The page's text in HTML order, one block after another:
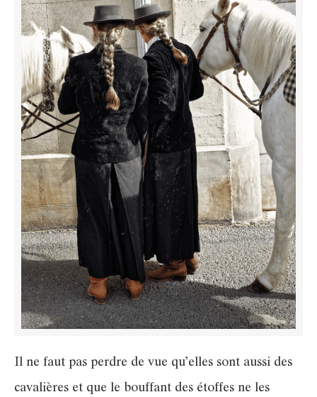
Il ne faut pas perdre de vue qu’elles sont aussi des
cavalières et que le bouffant des étoffes ne les